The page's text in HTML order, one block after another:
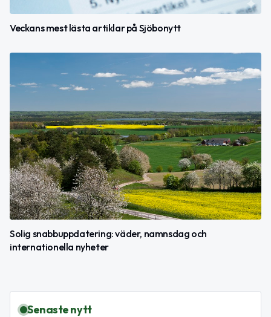
Veckans mest lästa artiklar på Sjöbonytt
Solig snabbuppdatering: väder, namnsdag och
internationella nyheter
Senaste nytt